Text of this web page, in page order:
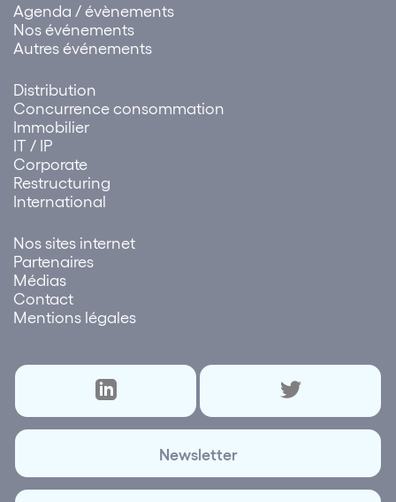
Agenda / évènements
Nos événements
Autres événements
Distribution
Concurrence consommation
Immobilier
IT / IP
Corporate
Restructuring
International
Nos sites internet
Partenaires
Médias
Contact
Mentions légales
Newsletter